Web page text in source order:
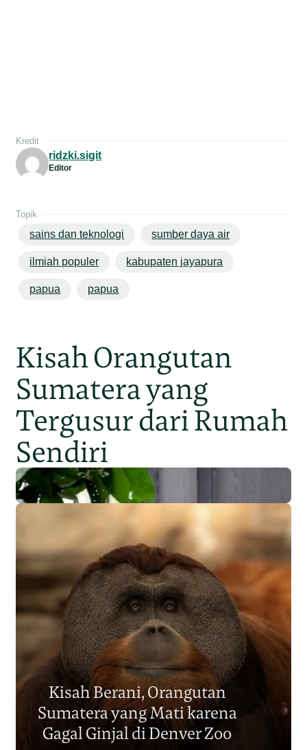
Kredit
ridzki.sigit
Editor
Topik
sains dan teknologi sumber daya air
ilmiah populer kabupaten jayapura
papua papua
Kisah Orangutan
Sumatera yang
Tergusur dari Rumah
Sendiri
Populasi Orangutan
Sumatera Berkurang 2.700
Individu dalam Satu Dekade?
Junaidi Hanafiah 14 Jul 2026
Kisah Berani, Orangutan
Sumatera yang Mati karena
Gagal Ginjal di Denver Zoo